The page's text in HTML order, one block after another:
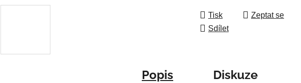
Tisk Zeptat se
Sdílet
Popis Diskuze